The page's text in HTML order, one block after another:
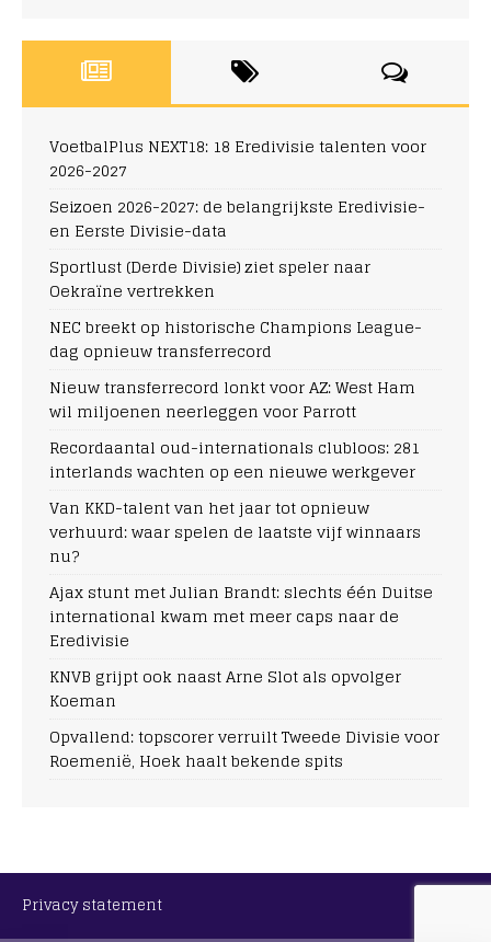
VoetbalPlus NEXT18: 18 Eredivisie talenten voor
2026-2027
Seizoen 2026-2027: de belangrijkste Eredivisie-
en Eerste Divisie-data
Sportlust (Derde Divisie) ziet speler naar
Oekraïne vertrekken
NEC breekt op historische Champions League-
dag opnieuw transferrecord
Nieuw transferrecord lonkt voor AZ: West Ham
wil miljoenen neerleggen voor Parrott
Recordaantal oud-internationals clubloos: 281
interlands wachten op een nieuwe werkgever
Van KKD-talent van het jaar tot opnieuw
verhuurd: waar spelen de laatste vijf winnaars
nu?
Ajax stunt met Julian Brandt: slechts één Duitse
international kwam met meer caps naar de
Eredivisie
KNVB grijpt ook naast Arne Slot als opvolger
Koeman
Opvallend: topscorer verruilt Tweede Divisie voor
Roemenië, Hoek haalt bekende spits
Privacy statement